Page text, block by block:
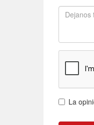
La